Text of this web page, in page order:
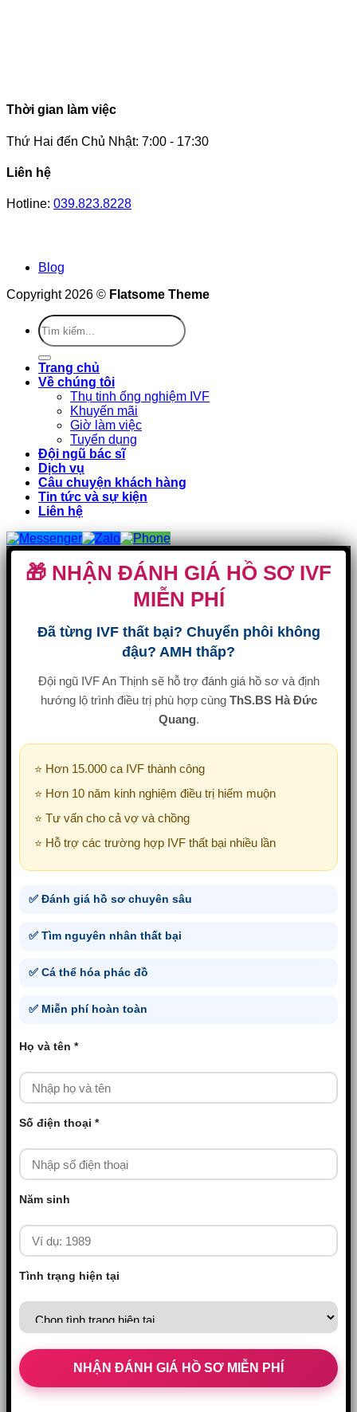
Thời gian làm việc
Thứ Hai đến Chủ Nhật: 7:00 - 17:30
Liên hệ
Hotline: 039.823.8228
Blog
Copyright 2026 © Flatsome Theme
Trang chủ
Về chúng tôi
Thụ tinh ống nghiệm IVF
Khuyến mãi
Giờ làm việc
Tuyển dụng
Đội ngũ bác sĩ
Dịch vụ
Câu chuyện khách hàng
Tin tức và sự kiện
Liên hệ
🎁 NHẬN ĐÁNH GIÁ HỒ SƠ IVF
MIỄN PHÍ
Đã từng IVF thất bại? Chuyển phôi không
đậu? AMH thấp?
Đội ngũ IVF An Thịnh sẽ hỗ trợ đánh giá hồ sơ và định
hướng lộ trình điều trị phù hợp cùng ThS.BS Hà Đức
Quang.
⭐ Hơn 15.000 ca IVF thành công
⭐ Hơn 10 năm kinh nghiệm điều trị hiếm muộn
⭐ Tư vấn cho cả vợ và chồng
⭐ Hỗ trợ các trường hợp IVF thất bại nhiều lần
✅ Đánh giá hồ sơ chuyên sâu
✅ Tìm nguyên nhân thất bại
✅ Cá thể hóa phác đồ
✅ Miễn phí hoàn toàn
Họ và tên *
Số điện thoại *
Năm sinh
Tình trạng hiện tại